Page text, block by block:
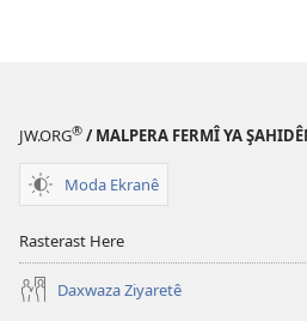
JW.ORG® / MALPERA FERMÎ YA
Moda Ekranê
Rasterast Here
Daxwaza Ziyaretê